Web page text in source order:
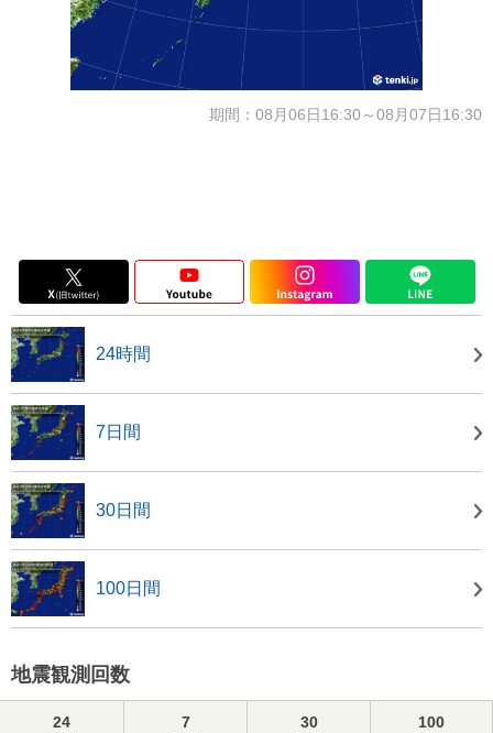
期間：08月06日16:30～08月07日16:30
24時間
7日間
30日間
100日間
地震観測回数
24
7
30
100